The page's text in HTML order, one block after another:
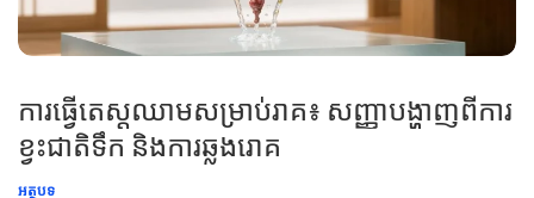
ការធ្វើតេស្តឈាមសម្រាប់រាគ៖ សញ្ញាបង្ហាញពីការ
ខ្វះជាតិទឹក និងការឆ្លងរោគ
អត្ថបទ